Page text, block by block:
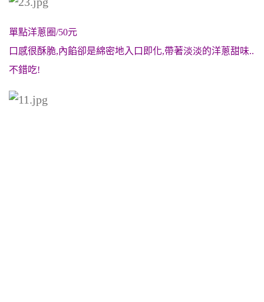
單點洋蔥圈/50元
口感很酥脆,內餡卻是綿密地入口即化,帶著淡淡的洋蔥甜味..
不錯吃!